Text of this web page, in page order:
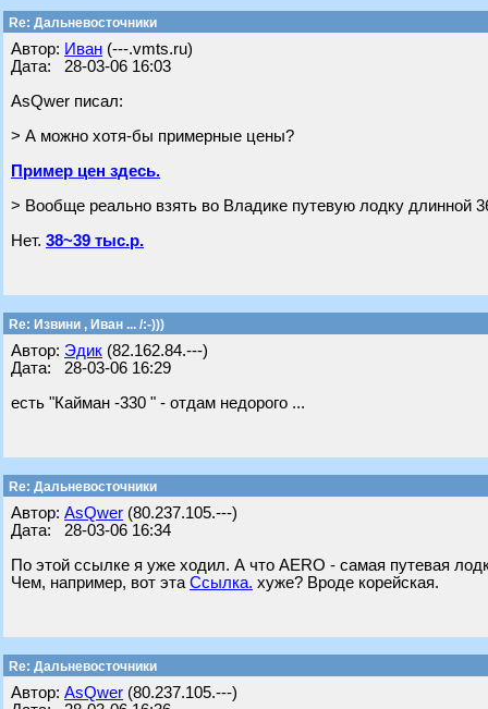
Re: Дальневосточники
Автор: Иван (---.vmts.ru)
Дата: 28-03-06 16:03
AsQwer писал:
> А можно хотя-бы примерные цены?
Пример цен здесь.
> Вообще реально взять во Владике путевую лодку длинной
Нет. 38~39 тыс.р.
Re: Извини , Иван ... /:-)))
Автор: Эдик (82.162.84.---)
Дата: 28-03-06 16:29
есть "Кайман -330 " - отдам недорого ...
Re: Дальневосточники
Автор: AsQwer (80.237.105.---)
Дата: 28-03-06 16:34
По этой ссылке я уже ходил. А что AERO - самая путевая
Чем, например, вот эта Ссылка. хуже? Вроде корейская.
Re: Дальневосточники
Автор: AsQwer (80.237.105.---)